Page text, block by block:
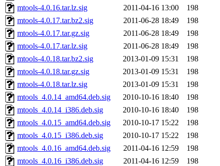
mtools-4.0.16.tar.lz.sig
2011-04-16 13:00
198
mtools-4.0.17.tar.bz2.sig
2011-06-28 18:49
198
mtools-4.0.17.tar.gz.sig
2011-06-28 18:49
198
mtools-4.0.17.tar.lz.sig
2011-06-28 18:49
198
mtools-4.0.18.tar.bz2.sig
2013-01-09 15:31
198
mtools-4.0.18.tar.gz.sig
2013-01-09 15:31
198
mtools-4.0.18.tar.lz.sig
2013-01-09 15:31
198
mtools_4.0.14_amd64.deb.sig
2010-10-16 18:40
198
mtools_4.0.14_i386.deb.sig
2010-10-16 18:40
198
mtools_4.0.15_amd64.deb.sig
2010-10-17 15:22
198
mtools_4.0.15_i386.deb.sig
2010-10-17 15:22
198
mtools_4.0.16_amd64.deb.sig
2011-04-16 12:59
198
mtools_4.0.16_i386.deb.sig
2011-04-16 12:59
198